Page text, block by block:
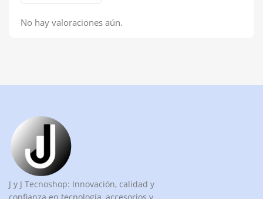
No hay valoraciones aún.
J y J Tecnoshop: Innovación, calidad y